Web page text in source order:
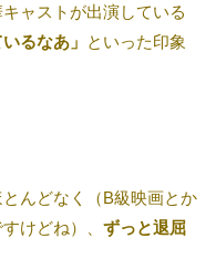
ャストが出演している
るなあ」 といった印象
んどなく（B級映画とか
けどね）、 ずっと退屈